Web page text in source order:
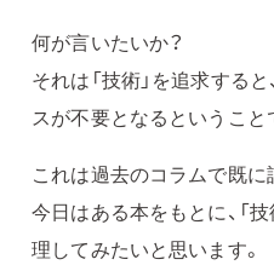
何が言いたいか？
それは「技術」を追求する
スが不要となるということ
これは過去のコラムで既に
今日はある本をもとに、「
理してみたいと思います。